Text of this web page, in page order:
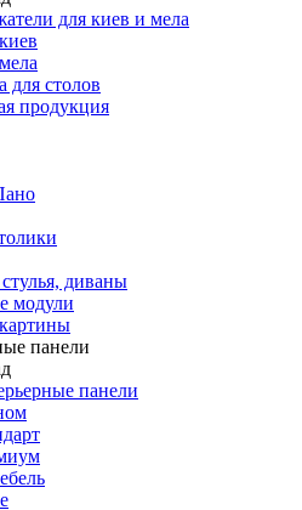
для киев и мела
для столов
продукция
диваны
модули
панели
панели